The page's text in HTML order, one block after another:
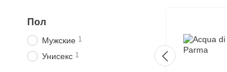
Пол
Мужские 1
Унисекс 1